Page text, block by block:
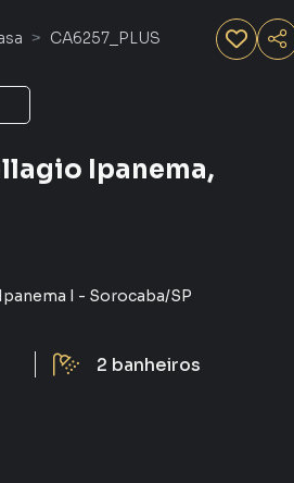
CA6257_PLUS
Ipanema,
I - Sorocaba/SP
2 banheiros